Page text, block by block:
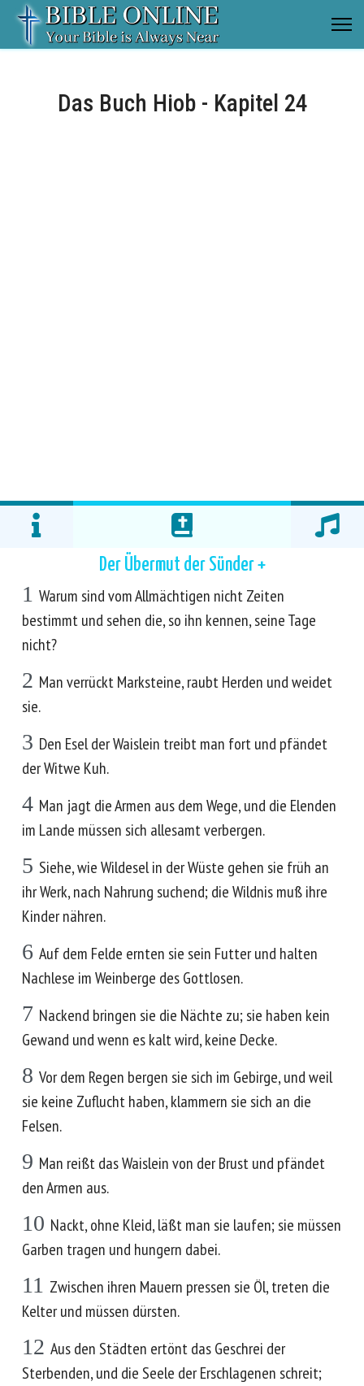
Das Buch Hiob - Kapitel 24
Der Übermut der Sünder +
1 Warum sind vom Allmächtigen nicht Zeiten
bestimmt und sehen die, so ihn kennen, seine Tage
nicht?
2 Man verrückt Marksteine, raubt Herden und weidet
sie.
3 Den Esel der Waislein treibt man fort und pfändet
der Witwe Kuh.
4 Man jagt die Armen aus dem Wege, und die Elenden
im Lande müssen sich allesamt verbergen.
5 Siehe, wie Wildesel in der Wüste gehen sie früh an
ihr Werk, nach Nahrung suchend; die Wildnis muß ihre
Kinder nähren.
6 Auf dem Felde ernten sie sein Futter und halten
Nachlese im Weinberge des Gottlosen.
7 Nackend bringen sie die Nächte zu; sie haben kein
Gewand und wenn es kalt wird, keine Decke.
8 Vor dem Regen bergen sie sich im Gebirge, und weil
sie keine Zuflucht haben, klammern sie sich an die
Felsen.
9 Man reißt das Waislein von der Brust und pfändet
den Armen aus.
10 Nackt, ohne Kleid, läßt man sie laufen; sie müssen
Garben tragen und hungern dabei.
11 Zwischen ihren Mauern pressen sie Öl, treten die
Kelter und müssen dürsten.
12 Aus den Städten ertönt das Geschrei der
Sterbenden, und die Seele der Erschlagenen schreit;